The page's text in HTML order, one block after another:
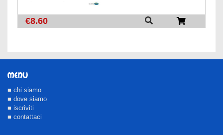
€8.60
MENU
■ chi siamo
■ dove siamo
■ iscriviti
■ contattaci